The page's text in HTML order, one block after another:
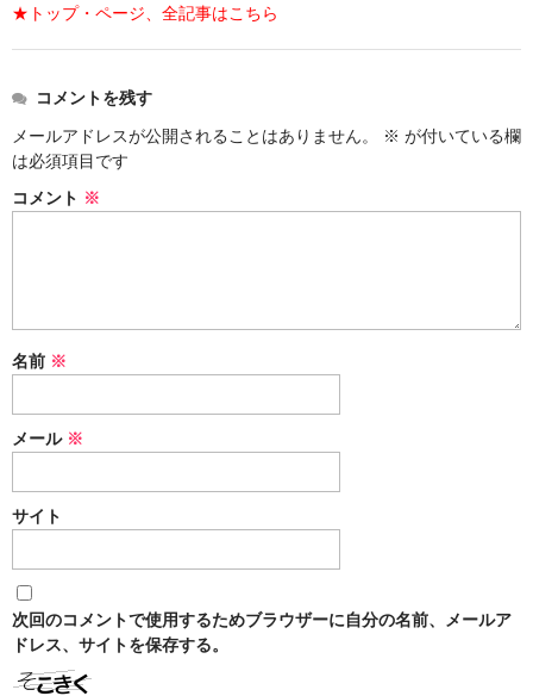
★トップ・ページ、全記事はこちら
コメントを残す
メールアドレスが公開されることはありません。
※ が付いている欄
は必須項目です
コメント ※
名前 ※
メール ※
サイト
次回のコメントで使用するためブラウザーに自分の名前、メールア
ドレス、サイトを保存する。